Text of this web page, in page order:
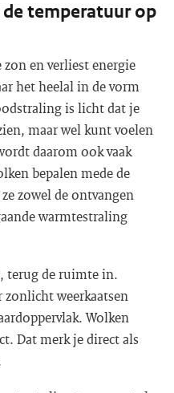
temperatuur op
zon en verliest energie
het heelal in de vorm
is licht dat je
maar wel kunt voelen
daarom ook vaak
bepalen mede de
zowel de ontvangen
warmtestraling
terug de ruimte in.
weerkaatsen
Wolken
Dat merk je direct als